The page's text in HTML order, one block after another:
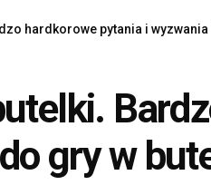
hardkorowe pytania i
gry w